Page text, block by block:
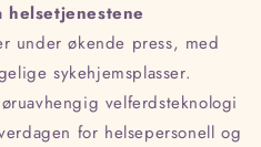
helsetjenestene
under økende press, med
sykehjemsplasser.
velferdsteknologi
for helsepersonell og